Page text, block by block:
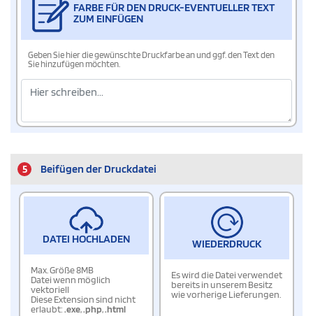
FARBE FÜR DEN DRUCK-EVENTUELLER TEXT
ZUM EINFÜGEN
Geben Sie hier die gewünschte Druckfarbe an und ggf. den Text den
Sie hinzufügen möchten.
5 Beifügen der Druckdatei
DATEI HOCHLADEN
Max. Größe 8MB
Datei wenn möglich
vektoriell
Diese Extension sind nicht
erlaubt:.exe,.php,.html
WIEDERDRUCK
Es wird die Datei verwendet
bereits in unserem Besitz
wie vorherige Lieferungen.